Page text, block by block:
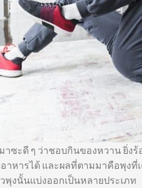
าซะดี ๆ ว่าชอบกินของหวาน ยิ่ง
อาหารได้ และผลที่ตามมาคือพุงที่
วพุงนั้นแบ่งออกเป็นหลายประเภท